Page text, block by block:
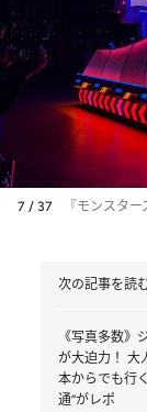
7 / 37 『モンスタ
次の記事を読
《写真多数》
が大迫力！ 大
本からでも行
通”がレポ